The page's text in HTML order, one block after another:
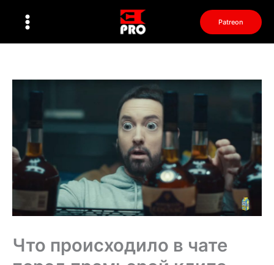
Patreon
Что происходило в чате